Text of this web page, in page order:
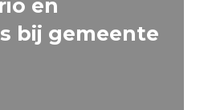
en
bij gemeente